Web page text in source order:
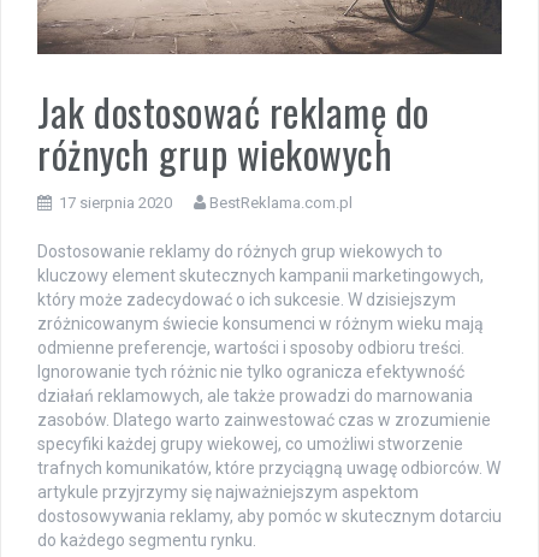
Jak dostosować reklamę do
różnych grup wiekowych
17 sierpnia 2020 BestReklama.com.pl
Dostosowanie reklamy do różnych grup wiekowych to
kluczowy element skutecznych kampanii marketingowych,
który może zadecydować o ich sukcesie. W dzisiejszym
zróżnicowanym świecie konsumenci w różnym wieku mają
odmienne preferencje, wartości i sposoby odbioru treści.
Ignorowanie tych różnic nie tylko ogranicza efektywność
działań reklamowych, ale także prowadzi do marnowania
zasobów. Dlatego warto zainwestować czas w zrozumienie
specyfiki każdej grupy wiekowej, co umożliwi stworzenie
trafnych komunikatów, które przyciągną uwagę odbiorców. W
artykule przyjrzymy się najważniejszym aspektom
dostosowywania reklamy, aby pomóc w skutecznym dotarciu
do każdego segmentu rynku.